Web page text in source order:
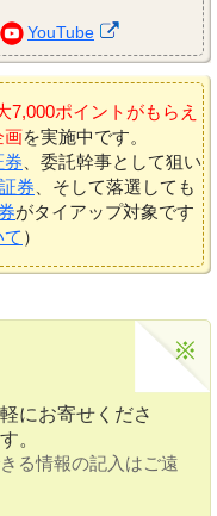
YouTube
7,000ポイントがもらえ
画を実施中です。
券 、委託幹事として狙い
券 、そして落選しても
がタイアップ対象です
）
にお寄せくださ
。
る情報の記入はご遠